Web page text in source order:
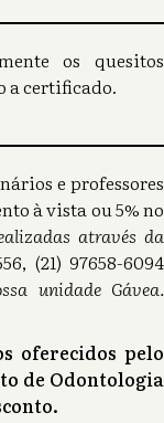
os quesitos
a certificado.
e professores
à vista ou 5% no
através da
(21) 97658-6094
unidade Gávea.
oferecidos pelo
de Odontologia